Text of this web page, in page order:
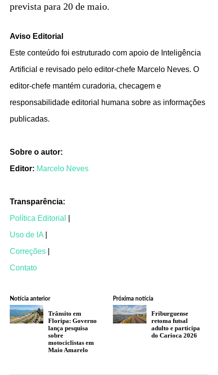
prevista para 20 de maio.
Aviso Editorial
Este conteúdo foi estruturado com apoio de Inteligência
Artificial e revisado pelo editor-chefe Marcelo Neves. O
editor-chefe mantém curadoria, checagem e
responsabilidade editorial humana sobre as informações
publicadas.
Sobre o autor:
Editor: Marcelo Neves
Transparência:
Política Editorial
Uso de IA
Correções
Contato
Notícia anterior
Trânsito em
Floripa: Governo
lança pesquisa
sobre
motociclistas em
Maio Amarelo
Próxima notícia
Friburguense
retoma futsal
adulto e participa
do Carioca 2026